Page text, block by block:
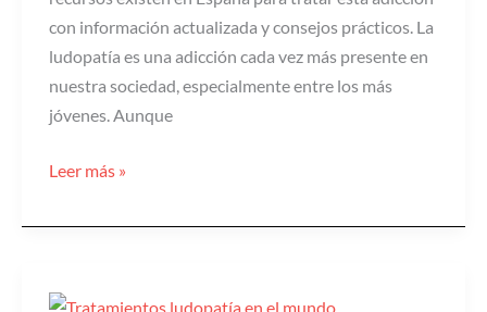
con información actualizada y consejos prácticos. La
ludopatía es una adicción cada vez más presente en
nuestra sociedad, especialmente entre los más
jóvenes. Aunque
juego
Leer más »
Tratamientos